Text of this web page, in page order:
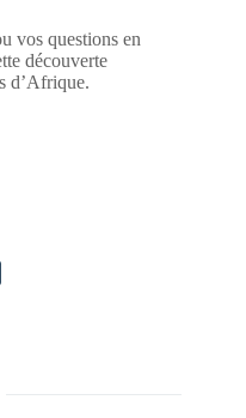
vos questions en
découverte
d’Afrique.